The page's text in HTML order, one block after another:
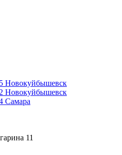
Новокуйбышевск
Новокуйбышевск
Самара
11